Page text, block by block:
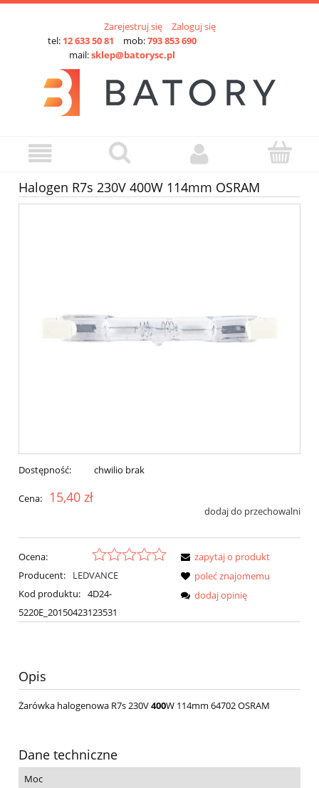
Zarejestruj się
Zaloguj się
tel: 12 633 50 81 mob:793 853 690
mail:sklep@batorysc.pl
Halogen R7s 230V 400W 114mm OSRAM
Dostępność: chwilio brak
Cena: 15,40 zł
dodaj do przechowalni
Ocena:
Producent:
LEDVANCE
Kod produktu: 4D24-
5220E_20150423123531
zapytaj o produkt
poleć znajomemu
dodaj opinię
Opis
Żarówka halogenowa R7s 230V400W 114mm 64702 OSRAM
Dane techniczne
Moc